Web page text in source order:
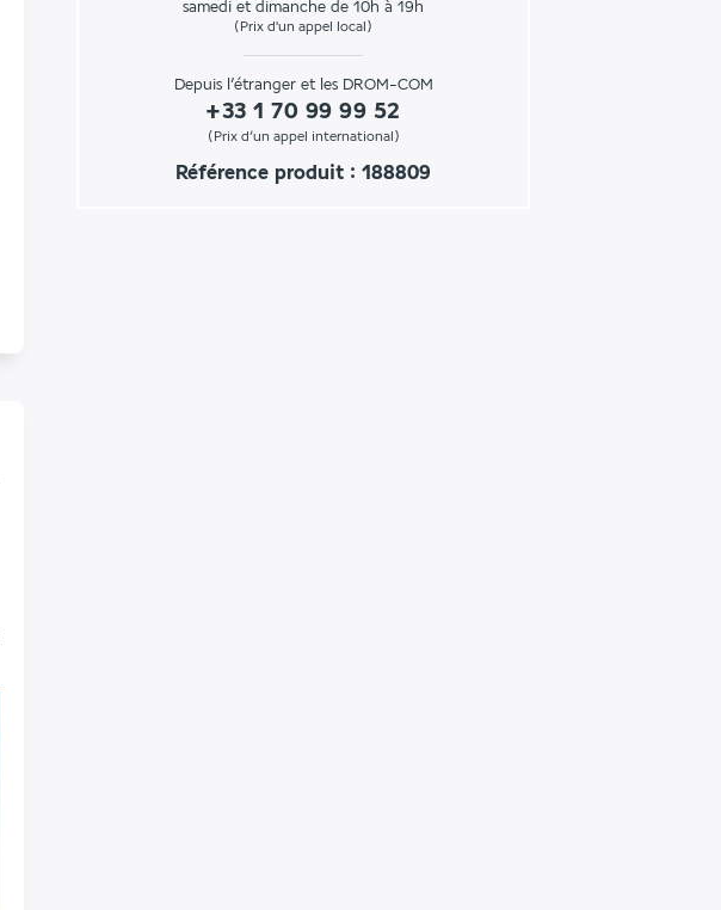
samedi et dimanche de 10h à 19h
(Prix d'un appel local)
Depuis l’étranger et les DROM-COM
+33 1 70 99 99 52
(Prix d’un appel international)
Référence produit : 188809